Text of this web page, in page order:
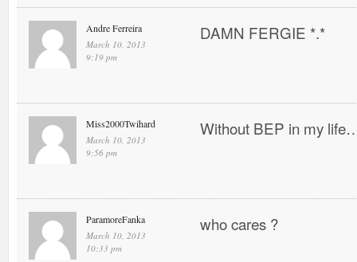
Andre Ferreira
March 10, 2013
9:19 pm
DAMN FERGIE *.*
Miss2000Twihard
March 10, 2013
9:56 pm
Without BEP in my
ParamoreFanka
March 10, 2013
10:33 pm
who cares ?